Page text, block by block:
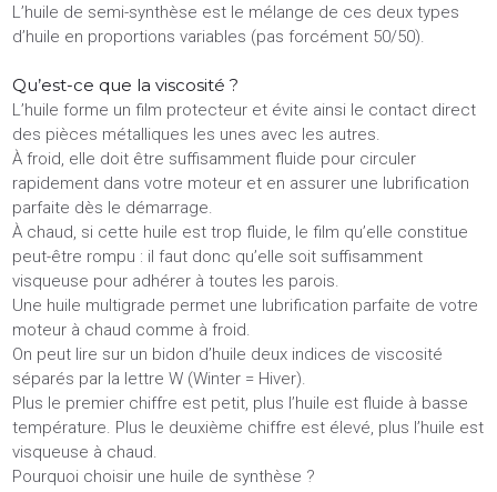
L’huile de semi-synthèse est le mélange de ces deux types
d’huile en proportions variables (pas forcément 50/50).
Qu’est-ce que la viscosité ?
L’huile forme un film protecteur et évite ainsi le contact direct
des pièces métalliques les unes avec les autres.
À froid, elle doit être suffisamment fluide pour circuler
rapidement dans votre moteur et en assurer une lubrification
parfaite dès le démarrage.
À chaud, si cette huile est trop fluide, le film qu’elle constitue
peut-être rompu : il faut donc qu’elle soit suffisamment
visqueuse pour adhérer à toutes les parois.
Une huile multigrade permet une lubrification parfaite de votre
moteur à chaud comme à froid.
On peut lire sur un bidon d’huile deux indices de viscosité
séparés par la lettre W (Winter = Hiver).
Plus le premier chiffre est petit, plus l’huile est fluide à basse
température. Plus le deuxième chiffre est élevé, plus l’huile est
visqueuse à chaud.
Pourquoi choisir une huile de synthèse ?